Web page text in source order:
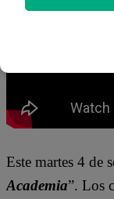
Este martes 4 de
Academia”. Los